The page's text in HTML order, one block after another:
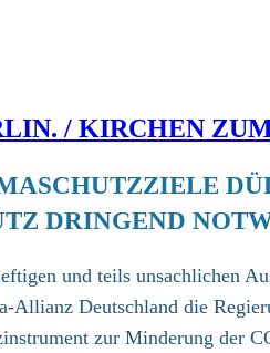
/ KIRCHEN
DRINGEND
und teils unsachlichen
Allianz Deutschland die
zur Minderung der